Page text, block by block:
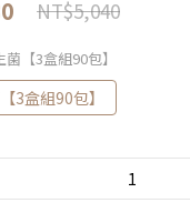
NT$5,040
【3盒組90包】
3盒組90包】